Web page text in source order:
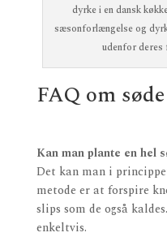
dyrke i en dansk
sæsonforlængelse og
udenfor deres
FAQ om
Kan man plante en hel
Det kan man i
metode er at forspire
slips som de også
enkeltvis.